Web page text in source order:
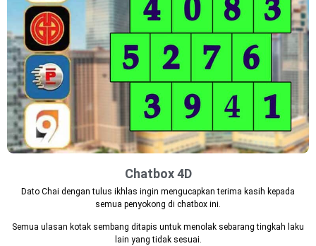
Chatbox 4D
Dato Chai dengan tulus ikhlas ingin mengucapkan terima kasih kepada
semua penyokong di chatbox ini.
Semua ulasan kotak sembang ditapis untuk menolak sebarang tingkah laku
lain yang tidak sesuai.